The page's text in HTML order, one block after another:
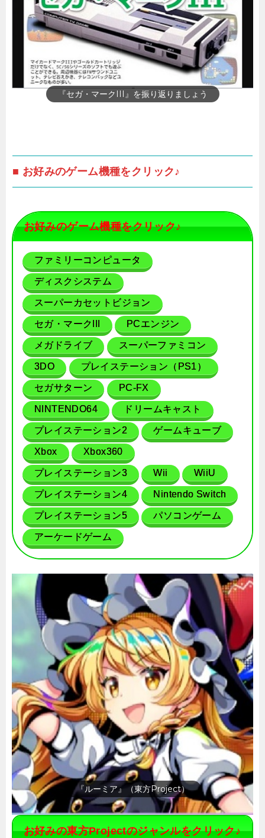
『セガ・マークIII』を振り返りましょう
■ お好みのゲーム機種をクリック♪
お好みのゲーム機種をクリック♪
ファミリーコンピュータ
ディスクシステム
スーパーカセットビジョン
セガ・マークIII PCエンジン
メガドライブ スーパーファミコン
3DO プレイステーション（PS1）
セガサターン PC-FX
NINTENDO64 ドリームキャスト
プレイステーション2 ゲームキューブ
Xbox Xbox360
プレイステーション3 Wii WiiU
プレイステーション4 Nintendo Switch
プレイステーション5 パソコンゲーム
アーケードゲーム
『ルーミア』（東方Project）
お好みの東方Projectのジャンルをクリック♪